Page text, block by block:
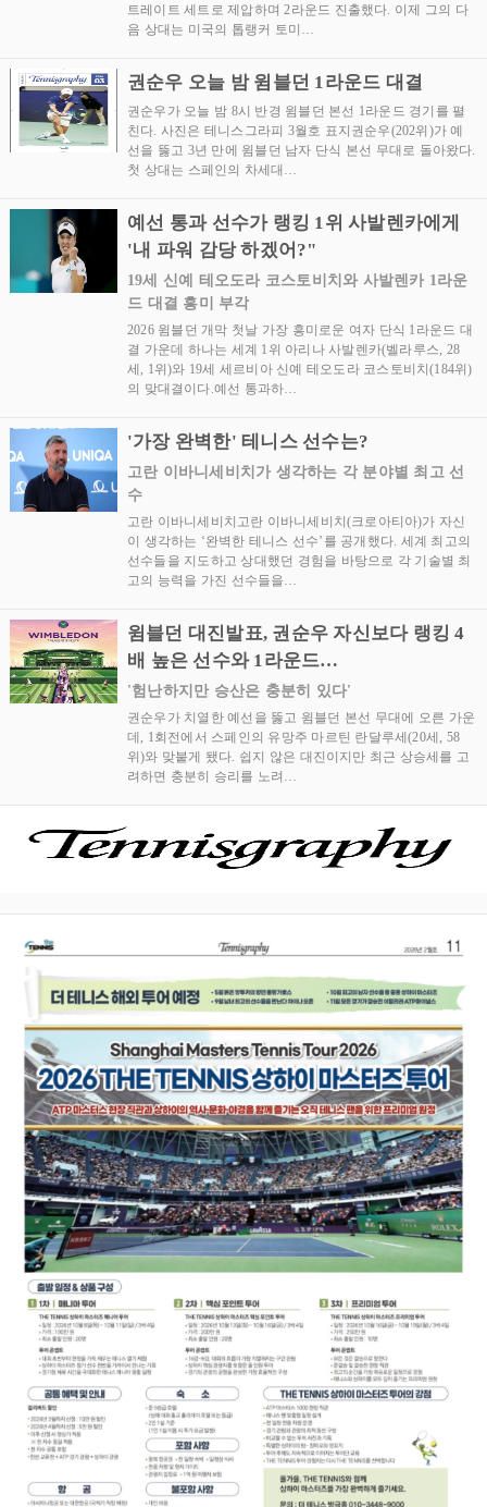
트레이트 세트로 제압하며 2라운드 진출했다. 이제 그의 다
음 상대는 미국의 톱랭커 토미…
권순우 오늘 밤 윔블던 1라운드 대결
권순우가 오늘 밤 8시 반경 윔블던 본선 1라운드 경기를 펼
친다. 사진은 테니스그라피 3월호 표지권순우(202위)가 예
선을 뚫고 3년 만에 윔블던 남자 단식 본선 무대로 돌아왔다.
첫 상대는 스페인의 차세대…
예선 통과 선수가 랭킹 1위 사발렌카에게
'내 파워 감당 하겠어?"
19세 신예 테오도라 코스토비치와 사발렌카 1라운
드 대결 흥미 부각
2026 윔블던 개막 첫날 가장 흥미로운 여자 단식 1라운드 대
결 가운데 하나는 세계 1위 아리나 사발렌카(벨라루스, 28
세, 1위)와 19세 세르비아 신예 테오도라 코스토비치(184위)
의 맞대결이다.예선 통과하…
'가장 완벽한' 테니스 선수는?
고란 이바니세비치가 생각하는 각 분야별 최고 선
수
고란 이바니세비치고란 이바니세비치(크로아티아)가 자신
이 생각하는 ‘완벽한 테니스 선수’를 공개했다. 세계 최고의
선수들을 지도하고 상대했던 경험을 바탕으로 각 기술별 최
고의 능력을 가진 선수들을…
윔블던 대진발표, 권순우 자신보다 랭킹 4
배 높은 선수와 1라운드…
'험난하지만 승산은 충분히 있다'
권순우가 치열한 예선을 뚫고 윔블던 본선 무대에 오른 가운
데, 1회전에서 스페인의 유망주 마르틴 란달루세(20세, 58
위)와 맞붙게 됐다. 쉽지 않은 대진이지만 최근 상승세를 고
려하면 충분히 승리를 노려…